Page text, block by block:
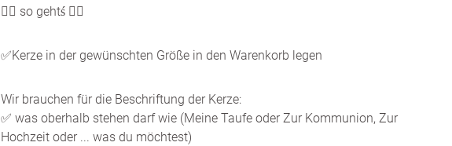
👍🏼 so gehtś 👍🏼
✅Kerze in der gewünschten Größe in den Warenkorb legen
Wir brauchen für die Beschriftung der Kerze:
✅ was oberhalb stehen darf wie (Meine Taufe oder Zur Kommunion, Zur
Hochzeit oder ... was du möchtest)